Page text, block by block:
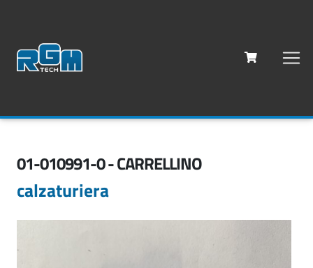
01-010991-0 - CARRELLINO
calzaturiera